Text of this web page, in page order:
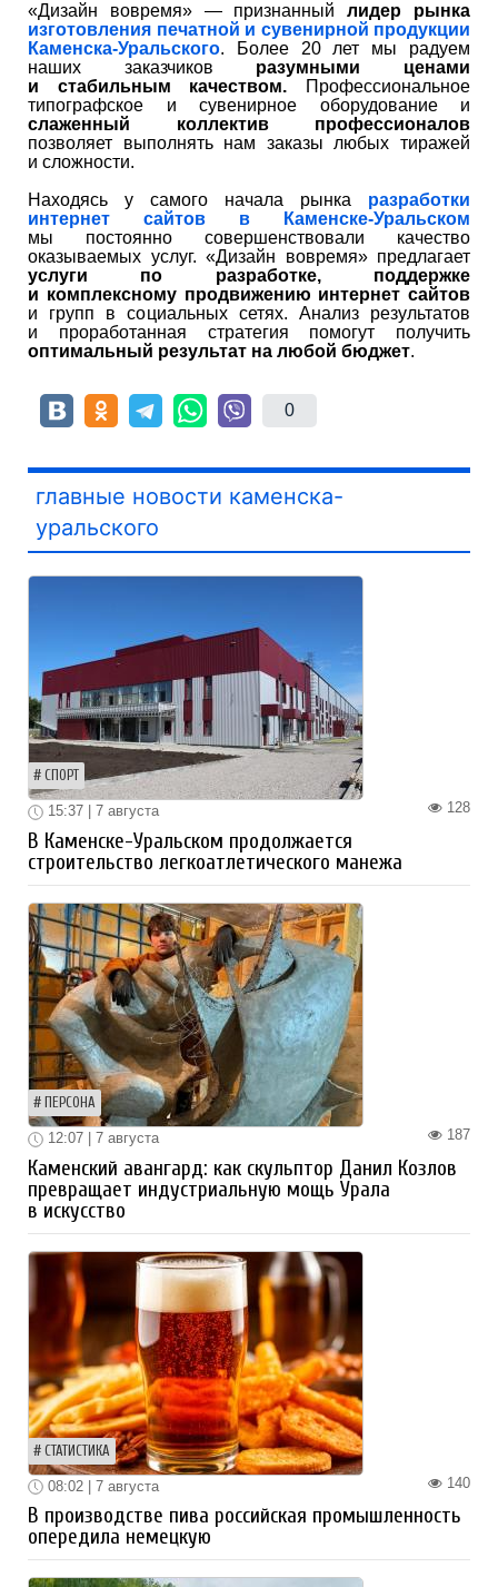
«Дизайн вовремя» — признанныйлидер рынка
изготовления печатной и сувенирной продукции
Каменска-Уральского. Более 20 лет мы радуем
наших заказчиков разумными ценами
и стабильным качеством.
Профессиональное
типографское и сувенирное оборудование и
слаженный коллектив профессионалов
позволяет выполнять нам заказы любых тиражей
и сложности.
Находясь у самого начала рынка разработки
интернет сайтов в Каменске-Уральском
мы постоянно совершенствовали качество
оказываемых услуг. «Дизайн вовремя» предлагает
услуги по разработке, поддержке
и комплексному продвижению интернет сайтов
и групп в социальных сетях. Анализ результатов
и проработанная стратегия помогут получить
оптимальный результат на любой бюджет.
0
главные новости каменска-
уральского
СПОРТ
128
15:37 | 7 августа
В Каменске-Уральском продолжается
строительство легкоатлетического манежа
ПЕРСОНА
187
12:07 | 7 августа
Каменский авангард: как скульптор Данил Козлов
превращает индустриальную мощь Урала
в искусство
СТАТИСТИКА
140
08:02 | 7 августа
В производстве пива российская промышленность
опередила немецкую